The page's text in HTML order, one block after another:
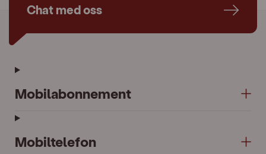
Chat med oss
Mobilabonnement
Mobiltelefon